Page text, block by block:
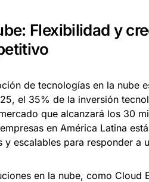
Flexibilidad y
de tecnologías en la nube
el 35% de la inversión
que alcanzará los 30
en América Latina
y escalables para responder a
en la nube, como Cloud